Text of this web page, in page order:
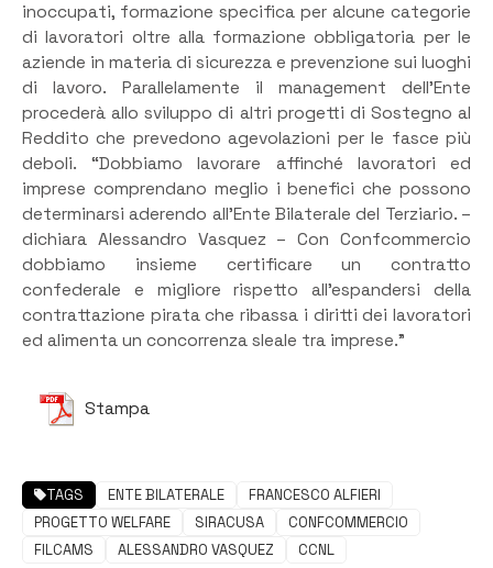
inoccupati, formazione specifica per alcune categorie
di lavoratori oltre alla formazione obbligatoria per le
aziende in materia di sicurezza e prevenzione sui luoghi
di lavoro. Parallelamente il management dell’Ente
procederà allo sviluppo di altri progetti di Sostegno al
Reddito che prevedono agevolazioni per le fasce più
deboli. “Dobbiamo lavorare affinché lavoratori ed
imprese comprendano meglio i benefici che possono
determinarsi aderendo all’Ente Bilaterale del Terziario. –
dichiara Alessandro Vasquez – Con Confcommercio
dobbiamo insieme certificare un contratto
confederale e migliore rispetto all’espandersi della
contrattazione pirata che ribassa i diritti dei lavoratori
ed alimenta un concorrenza sleale tra imprese.”
Stampa
TAGS ENTE BILATERALE
FRANCESCO ALFIERI
PROGETTO WELFARE
SIRACUSA
CONFCOMMERCIO
FILCAMS
ALESSANDRO VASQUEZ CCNL